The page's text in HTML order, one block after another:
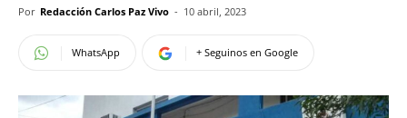
Por Redacción Carlos Paz Vivo - 10 abril, 2023
WhatsApp + Seguinos en Google